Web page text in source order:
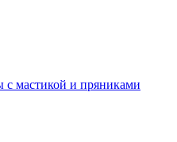
с мастикой и пряниками